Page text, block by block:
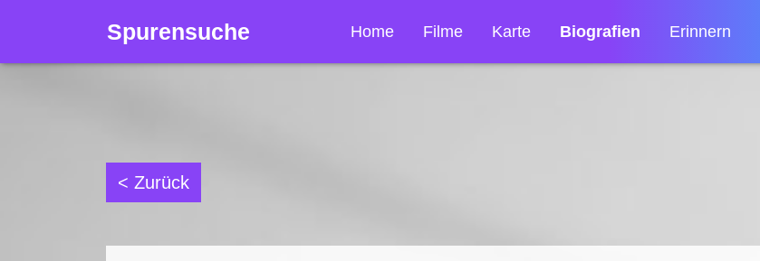
Spurensuche Home Filme Karte Biografien Erinnern
< Zurück